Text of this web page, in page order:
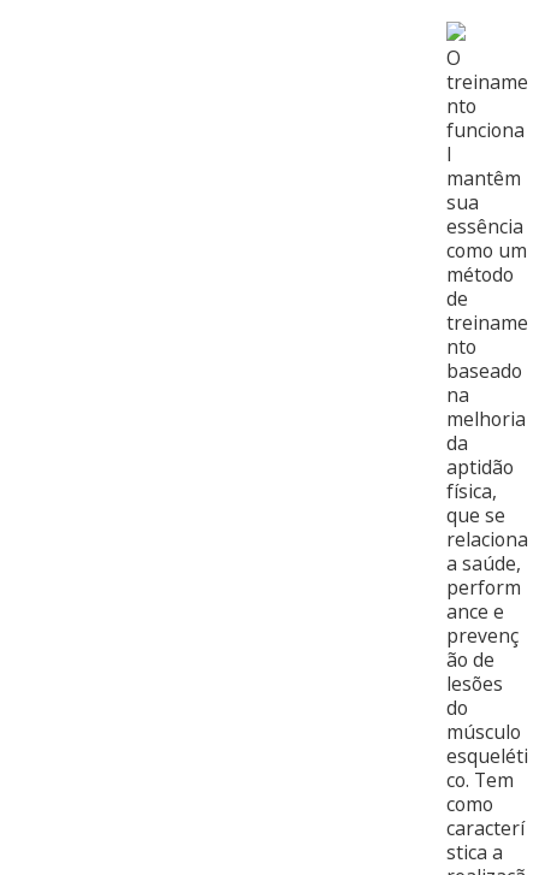
O
treiname
nto
funciona
l
mantêm
sua
essência
como um
método
de
treiname
nto
baseado
na
melhoria
da
aptidão
física,
que se
relaciona
a saúde,
perform
ance e
prevenç
ão de
lesões
do
músculo
esqueléti
co. Tem
como
caracterí
stica a